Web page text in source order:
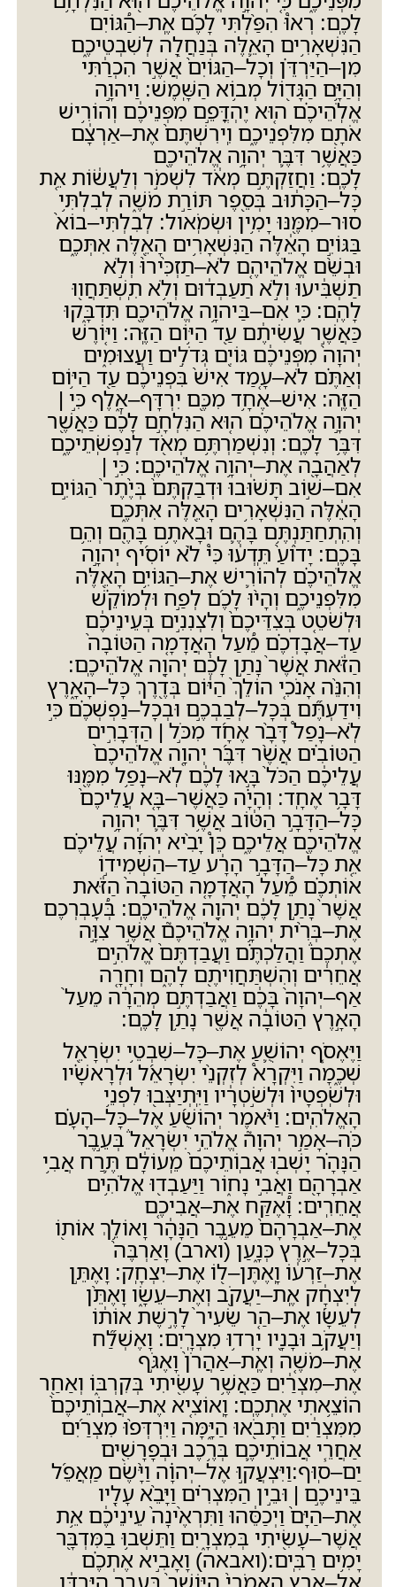
לָכֶֽם: רְאוּ֩ הִפַּ֨לְתִּי לָכֶ֜ם אֶֽת–הַ֠גּוֹיִם
הַנִּשְׁאָרִ֥ים הָאֵ֛לֶּה בְּנַחֲלָ֖ה לְשִׁבְטֵיכֶ֑ם
מִן–הַיַּרְדֵּ֗ן וְכָל–הַגּוֹיִם֙ אֲשֶׁ֣ר הִכְרַ֔תִּי
וְהַיָּ֥ם הַגָּד֖וֹל מְב֥וֹא הַשָּֽׁמֶשׁ: וַיהוָ֣ה
אֱלֹֽהֵיכֶ֗ם ה֚וּא יֶהְדֳּפֵ֣ם מִפְּנֵיכֶ֔ם וְהוֹרִ֥ישׁ
אֹתָ֖ם מִלִּפְנֵיכֶ֑ם וִֽירִשְׁתֶּם֙ אֶת–אַרְצָ֔ם
כַּאֲשֶׁ֥ר דִּבֶּ֛ר יְהוָ֥ה אֱלֹהֵיכֶ֖ם
לָכֶֽם: וַחֲזַקְתֶּ֣ם מְאֹ֔ד לִשְׁמֹ֣ר וְלַעֲשׂ֔וֹת אֵ֚ת
כָּל–הַכָּת֔וּב בְּסֵ֖פֶר תּוֹרַ֣ת מֹשֶׁ֑ה לְבִלְתִּ֥י
סוּר–מִמֶּ֖נּוּ יָמִ֥ין וּשְׂמֹֽאול: לְבִלְתִּי–בוֹא֙
בַּגּוֹיִ֣ם הָאֵ֔לֶּה הַנִּשְׁאָרִ֥ים הָאֵ֖לֶּה אִתְּכֶ֑ם
וּבְשֵׁ֨ם אֱלֹהֵיהֶ֤ם לֹא–תַזְכִּ֙ירוּ֙ וְלֹ֣א
תַשְׁבִּ֔יעוּ וְלֹ֣א תַעַבְד֔וּם וְלֹ֥א תִֽשְׁתַּחֲו֖וּ
לָהֶֽם:כִּ֛י אִם–בַּיהוָ֥ה אֱלֹהֵיכֶ֖ם תִּדְבָּ֑קוּ
כַּאֲשֶׁ֣ר עֲשִׂיתֶ֔ם עַ֖ד הַיּ֥וֹם הַזֶּֽה: וַיּ֤וֹרֶשׁ
יְהוָה֙ מִפְּנֵיכֶ֔ם גּוֹיִ֖ם גְּדֹלִ֣ים וַעֲצוּמִ֑ים
וְאַתֶּ֗ם לֹא–עָ֤מַד אִישׁ֙ בִּפְנֵיכֶ֔ם עַ֖ד הַיּ֥וֹם
הַזֶּֽה:אִישׁ–אֶחָ֥ד מִכֶּ֖ם יִרְדָּף–אָ֑לֶף כִּ֣י |
יְהוָ֣ה אֱלֹהֵיכֶ֗ם ה֚וּא הַנִּלְחָ֣ם לָכֶ֔ם כַּאֲשֶׁ֖ר
דִּבֶּ֥ר לָכֶֽם: וְנִשְׁמַרְתֶּ֥ם מְאֹ֖ד לְנַפְשֹֽׁתֵיכֶ֑ם
לְאַהֲבָ֖ה אֶת–יְהוָ֥ה אֱלֹהֵיכֶֽם:כִּ֣י |
אִם–שׁ֣וֹב תָּשׁ֗וּבוּ וּדְבַקְתֶּם֙ בְּיֶ֙תֶר֙ הַגּוֹיִ֣ם
הָאֵ֔לֶּה הַנִּשְׁאָרִ֥ים הָאֵ֖לֶּה אִתְּכֶ֑ם
וְהִֽתְחַתַּנְתֶּ֥ם בָּהֶ֛ם וּבָאתֶ֥ם בָּהֶ֖ם וְהֵ֥ם
בָּכֶֽם: יָד֙וֹעַ֙ תֵּֽדְע֔וּ כִּי֩ לֹ֨א יוֹסִ֜יף יְהוָ֣ה
אֱלֹהֵיכֶ֗ם לְהוֹרִ֛ישׁ אֶת–הַגּוֹיִ֥ם הָאֵ֖לֶּה
מִלִּפְנֵיכֶ֑ם וְהָי֨וּ לָכֶ֜ם לְפַ֣ח וּלְמוֹקֵ֗שׁ
וּלְשֹׁטֵ֤ט בְּצִדֵּיכֶם֙ וְלִצְנִנִ֣ים בְּעֵינֵיכֶ֔ם
עַד–אֲבָדְכֶ֗ם מֵ֠עַל הָאֲדָמָ֤ה הַטּוֹבָה֙
הַזֹּ֔את אֲשֶׁר֙ נָתַ֣ן לָכֶ֔ם יְהוָ֖ה אֱלֹהֵיכֶֽם:
וְהִנֵּ֨ה אָנֹכִ֤י הוֹלֵךְ֙ הַיּ֔וֹם בְּדֶ֖רֶךְ כָּל–הָאָ֑רֶץ
וִידַעְתֶּ֞ם בְּכָל–לְבַבְכֶ֣ם וּבְכָל–נַפְשְׁכֶ֗ם כִּ֣י
לֹֽא–נָפַל֩ דָּבָ֨ר אֶחָ֜ד מִכֹּ֣ל|הַדְּבָרִ֣ים
הַטּוֹבִ֗ים אֲשֶׁ֨ר דִּבֶּ֜ר יְהוָ֤ה אֱלֹהֵיכֶם֙
עֲלֵיכֶ֔ם הַכֹּל֙ בָּ֣אוּ לָכֶ֔ם לֹֽא–נָפַ֥ל מִמֶּ֖נּוּ
דָּבָ֥ר אֶחָֽד: וְהָיָ֗ה כַּאֲשֶׁר–בָּ֤א עֲלֵיכֶם֙
כָּל–הַדָּבָ֣ר הַטּ֔וֹב אֲשֶׁ֥ר דִּבֶּ֛ר יְהוָ֥ה
אֱלֹהֵיכֶ֖ם אֲלֵיכֶ֑ם כֵּן֩ יָבִ֨יא יְהוָ֜ה עֲלֵיכֶ֗ם
אֵ֚ת כָּל–הַדָּבָ֣ר הָרָ֔ע עַד–הַשְׁמִיד֣וֹ
אוֹתְכֶ֗ם מֵ֠עַל הָאֲדָמָ֤ה הַטּוֹבָה֙ הַזֹּ֔את
אֲשֶׁר֙ נָתַ֣ן לָכֶ֔ם יְהוָ֖ה אֱלֹהֵיכֶֽם: בְּ֠עָבְרְכֶם
אֶת–בְּרִ֨ית יְהוָ֥ה אֱלֹהֵיכֶם֮ אֲשֶׁ֣ר צִוָּ֣ה
אֶתְכֶם֒ וַהֲלַכְתֶּ֗ם וַעֲבַדְתֶּם֙ אֱלֹהִ֣ים
אֲחֵרִ֔ים וְהִשְׁתַּחֲוִיתֶ֖ם לָהֶ֑ם וְחָרָ֤ה
אַף–יְהוָה֙ בָּכֶ֔ם וַאֲבַדְתֶּ֣ם מְהֵרָ֔ה מֵעַל֙
הָאָ֣רֶץ הַטּוֹבָ֔ה אֲשֶׁ֖ר נָתַ֥ן לָכֶֽם:
וַיֶּאֶסֹ֧ף יְהוֹשֻׁ֛עַ אֶת–כָּל–שִׁבְטֵ֥י יִשְׂרָאֵ֖ל
שְׁכֶ֑מָה וַיִּקְרָא֩ לְזִקְנֵ֨י יִשְׂרָאֵ֜ל וּלְרָאשָׁ֗יו
וּלְשֹֽׁפְטָיו֙ וּלְשֹׁ֣טְרָ֔יו וַיִּֽתְיַצְּב֖וּ לִפְנֵ֥י
הָאֱלֹהִֽים: וַיֹּ֨אמֶר יְהוֹשֻׁ֜עַ אֶל–כָּל–הָעָ֗ם
כֹּֽה–אָמַ֣ר יְהוָה֮ אֱלֹהֵ֣י יִשְׂרָאֵל֒ בְּעֵ֣בֶר
הַנָּהָ֗ר יָשְׁב֤וּ אֲבֽוֹתֵיכֶם֙ מֵֽעוֹלָ֔ם תֶּ֛רַח אֲבִ֥י
אַבְרָהָ֖ם וַאֲבִ֣י נָח֑וֹר וַיַּעַבְד֖וּ אֱלֹהִ֥ים
אֲחֵרִֽים:וָ֠אֶקַּח אֶת–אֲבִיכֶ֤ם
אֶת–אַבְרָהָם֙ מֵעֵ֣בֶר הַנָּהָ֔ר וָאוֹלֵ֥ךְ אוֹת֖וֹ
בְּכָל–אֶ֣רֶץ כְּנָ֑עַן (וארב)וָאַרְבֶּה֙
אֶת–זַרְע֔וֹ וָֽאֶתֶּן–ל֖וֹ אֶת–יִצְחָֽק: וָאֶתֵּ֣ן
לְיִצְחָ֔ק אֶֽת–יַעֲקֹ֖ב וְאֶת–עֵשָׂ֑ו וָאֶתֵּ֨ן
לְעֵשָׂ֜ו אֶת–הַ֤ר שֵׂעִיר֙ לָרֶ֣שֶׁת אוֹת֔וֹ
וְיַעֲקֹ֥ב וּבָנָ֖יו יָרְד֥וּ מִצְרָֽיִם: וָאֶשְׁלַ֞ח
אֶת–מֹשֶׁ֤ה וְאֶֽת–אַהֲרֹן֙ וָאֶגֹּ֣ף
אֶת–מִצְרַ֔יִם כַּאֲשֶׁ֥ר עָשִׂ֖יתִי בְּקִרְבּ֑וֹ וְאַחַ֖ר
הוֹצֵ֥אתִי אֶתְכֶֽם: וָֽאוֹצִ֤יא אֶת–אֲבֽוֹתֵיכֶם֙
מִמִּצְרַ֔יִם וַתָּבֹ֖אוּ הַיָּ֑מָּה וַיִּרְדְּפ֨וּ מִצְרַ֜יִם
אַחֲרֵ֧י אֲבוֹתֵיכֶ֛ם בְּרֶ֥כֶב וּבְפָרָשִׁ֖ים
יַם–סֽוּף:וַיִּצְעֲק֣וּ אֶל–יְהוָ֗ה וַיָּ֨שֶׂם מַֽאֲפֵ֜ל
בֵּינֵיכֶ֣ם | וּבֵ֣ין הַמִּצְרִ֗ים וַיָּבֵ֨א עָלָ֤יו
אֶת–הַיָּם֙ וַיְכַסֵּ֔הוּ וַתִּרְאֶ֙ינָה֙ עֵינֵיכֶ֔ם אֵ֥ת
אֲשֶׁר–עָשִׂ֖יתִי בְּמִצְרָ֑יִם וַתֵּשְׁב֥וּ בַמִּדְבָּ֖ר
יָמִ֥ים רַבִּֽים:
(ואבאה) וָאָבִ֣יא אֶתְכֶ֗ם
אֶל–אֶ֤רֶץ הָאֱמֹרִי֙ הַיּוֹשֵׁב֙ בְּעֵ֣בֶר הַיַּרְדֵּ֔ן